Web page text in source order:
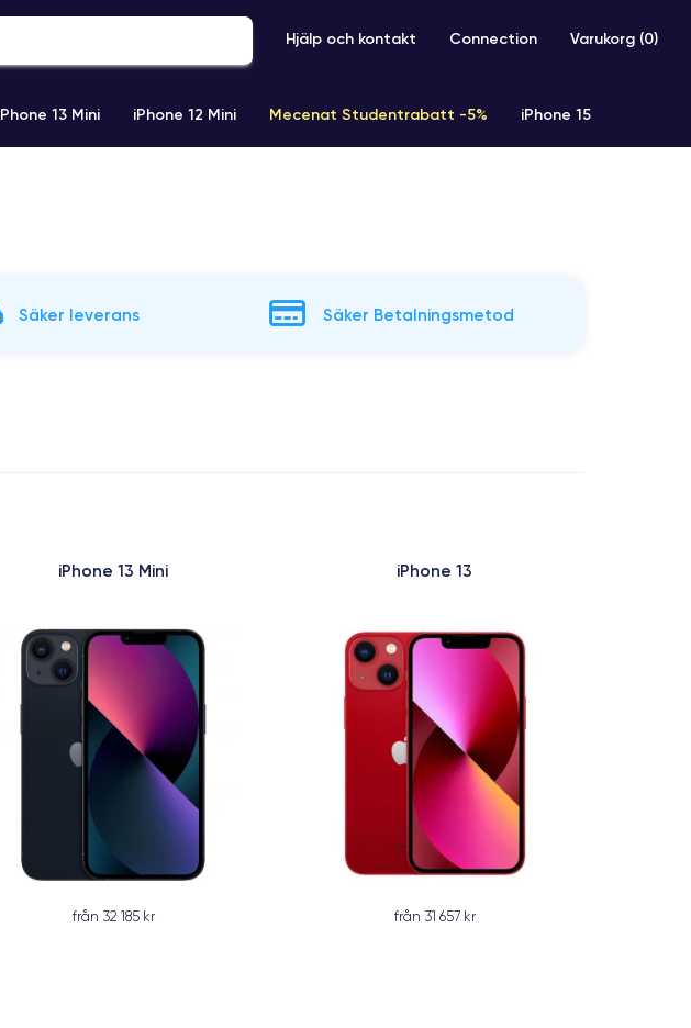
Hjälp och kontakt Connection Varukorg (0)
13 Mini iPhone 12 Mini Mecenat Studentrabatt -5% iPhone 15
Säker leverans Säker Betalningsmetod
iPhone 13 Mini
från 32 185 kr
iPhone 13
från 31 657 kr